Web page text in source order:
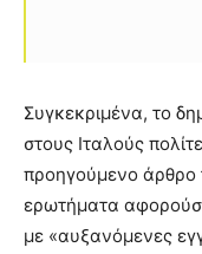
Συγκεκριμένα, το
στους Ιταλούς
προηγούμενο άρθρο
ερωτήματα
με «αυξανόμενες